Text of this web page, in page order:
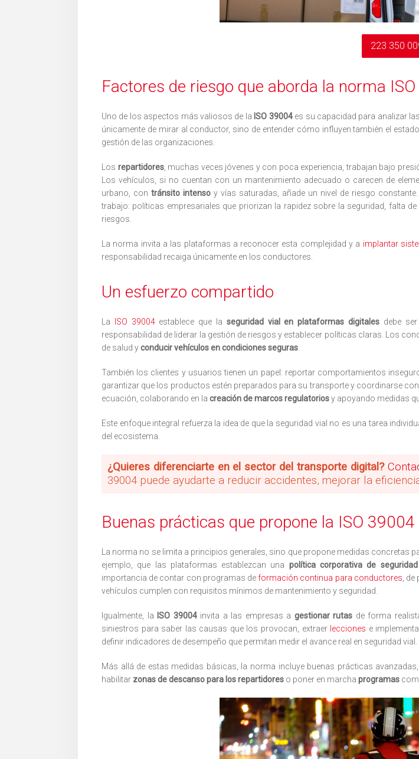
223 350
Factores de riesgo que aborda la norma
Uno de los aspectos más valiosos de la ISO 39004es su capacidad para analizar las
únicamente de mirar al conductor, sino de entender cómo influyen también el
gestión de las organizaciones.
Los repartidores, muchas veces jóvenes y con poca experiencia, trabajan bajo
Los vehículos, si no cuentan con un mantenimiento adecuado o carecen de
urbano, con tránsito intenso y vías saturadas, añade un nivel de riesgo
trabajo: políticas empresariales que priorizan la rapidez sobre la seguridad, falta
riesgos.
La norma invita a las plataformas a reconocer esta complejidad y a implantar
responsabilidad recaiga únicamente en los conductores.
Un esfuerzo compartido
La ISO 39004establece que la seguridad vial en plataformas digitales debe
responsabilidad de liderar la gestión de riesgos y establecer políticas claras. Los
de salud yconducir vehículos en condiciones seguras
También los clientes y usuarios tienen un papel: reportar comportamientos
garantizar que los productos estén preparados para su transporte y coordinarse
ecuación, colaborando en la creación de marcos regulatoriosy apoyando medidas
Este enfoque integral refuerza la idea de que la seguridad vial no es una tarea
del ecosistema.
¿Quieres diferenciarte en el sector del transporte digital?
39004 puede ayudarte a reducir accidentes, mejorar la
Buenas prácticas que propone la ISO 39004
La norma no se limita a principios generales, sino que propone medidas
ejemplo, que las plataformas establezcan una política corporativa de seguridad
importancia de contar con programas deformación continua para conductores ,
vehículos cumplen con requisitos mínimos de mantenimiento y seguridad.
Igualmente, la ISO 39004invita a las empresas a gestionar rutas de forma
siniestros para saber las causas que los provocan, extraer lecciones e
definir indicadores de desempeño que permitan medir el avance real en seguridad vial.
Más allá de estas medidas básicas, la norma incluye buenas prácticas
habilitar zonas de descanso para los repartidores o poner en marcha programas